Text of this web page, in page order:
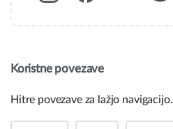
Koristne povezave
Hitre povezave za lažjo navigacijo.